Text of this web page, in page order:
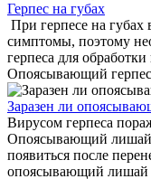
Герпес на губах
При герпесе на
симптомы, поэтому
герпеса для
Опоясывающий герпес
Заразен ли
Вирусом герпеса
Опоясывающий
появиться после
опоясывающий лишай